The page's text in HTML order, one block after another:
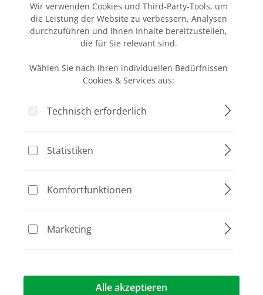
Wir verwenden Cookies und Third-Party-Tools, um
die Leistung der Website zu verbessern, Analysen
durchzuführen und Ihnen Inhalte bereitzustellen,
die für Sie relevant sind.
Wählen Sie nach Ihren individuellen Bedürfnissen
Cookies & Services aus:
Technisch erforderlich
Statistiken
Komfortfunktionen
Marketing
Alle akzeptieren